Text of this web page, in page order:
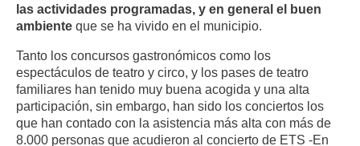
las actividades programadas, y en general el buen
ambiente que se ha vivido en el municipio.
Tanto los concursos gastronómicos como los
espectáculos de teatro y circo, y los pases de teatro
familiares han tenido muy buena acogida y una alta
participación, sin embargo, han sido los conciertos los
que han contado con la asistencia más alta con más de
8.000 personas que acudieron al concierto de ETS -En